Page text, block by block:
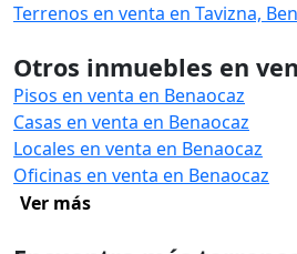
Terrenos en venta en Tavizna,
Otros inmuebles en
Pisos en venta en Benaocaz
Casas en venta en Benaocaz
Locales en venta en Benaocaz
Oficinas en venta en Benaocaz
Ver más